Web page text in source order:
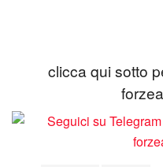
clicca qui sotto